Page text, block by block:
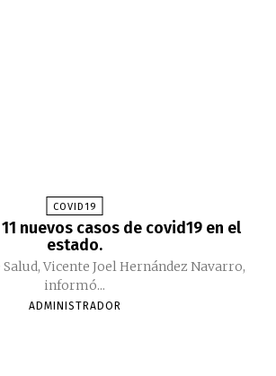
COVID19
nuevos casos de covid19 en el
estado.
Vicente Joel Hernández Navarro,
informó...
ADMINISTRADOR